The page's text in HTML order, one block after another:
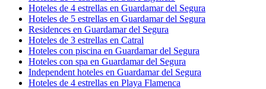
Hoteles de 4 estrellas en Guardamar del Segura
Hoteles de 5 estrellas en Guardamar del Segura
Residences en Guardamar del Segura
Hoteles de 3 estrellas en Catral
Hoteles con piscina en Guardamar del Segura
Hoteles con spa en Guardamar del Segura
Independent hoteles en Guardamar del Segura
Hoteles de 4 estrellas en Playa Flamenca